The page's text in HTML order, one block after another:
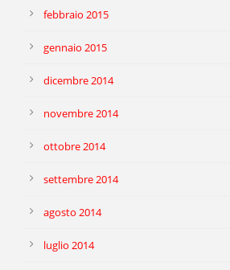
febbraio 2015
gennaio 2015
dicembre 2014
novembre 2014
ottobre 2014
settembre 2014
agosto 2014
luglio 2014